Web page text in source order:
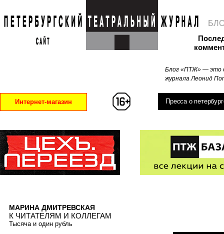
Блог «ПТЖ» — это
журнала Леонид
Интернет-магазин Пресса о
МАРИНА ДМИТРЕВСКАЯ
К ЧИТАТЕЛЯМ И КОЛЛЕГАМ
Тысяча и один рубль